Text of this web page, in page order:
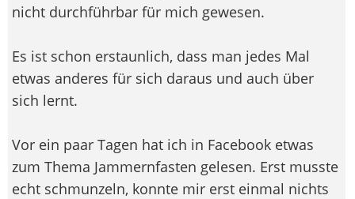
nicht durchführbar für mich gewesen.
Es ist schon erstaunlich, dass man jedes Mal
etwas anderes für sich daraus und auch über
sich lernt.
Vor ein paar Tagen hat ich in Facebook etwas
zum Thema Jammernfasten gelesen. Erst musste
echt schmunzeln, konnte mir erst einmal nichts